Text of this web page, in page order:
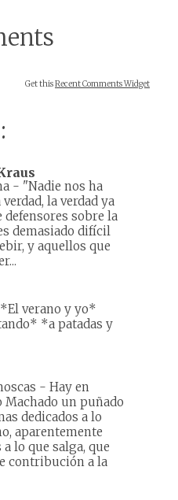
Get thisRecent Comments Widget
- "Nadie nos ha
la verdad ya
defensores sobre la
demasiado difícil
y aquellos que
*El verano y yo*
*a patadas y
- Hay en
Machado un puñado
dedicados a lo
aparentemente
lo que salga, que
contribución a la